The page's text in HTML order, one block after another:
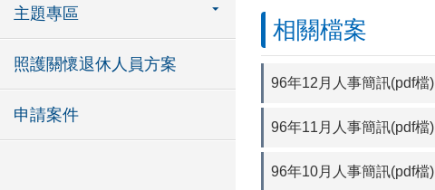
主題專區
照護關懷退休人員方案
申請案件
相關檔案
96年12月人事簡訊(pdf檔)
96年11月人事簡訊(pdf檔)
96年10月人事簡訊(pdf檔)